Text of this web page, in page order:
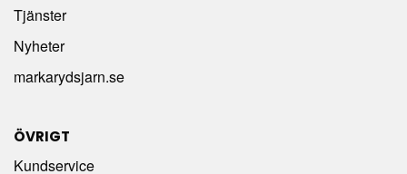
Tjänster
Nyheter
markarydsjarn.se
ÖVRIGT
Kundservice